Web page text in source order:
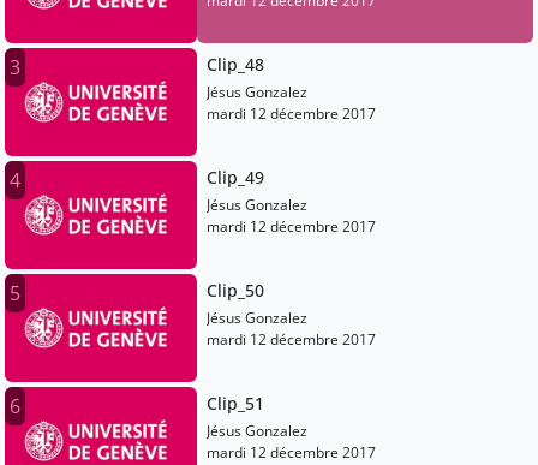
3 Clip_48
Jésus Gonzalez
mardi 12 décembre 2017
4 Clip_49
Jésus Gonzalez
mardi 12 décembre 2017
5 Clip_50
Jésus Gonzalez
mardi 12 décembre 2017
6 Clip_51
Jésus Gonzalez
mardi 12 décembre 2017